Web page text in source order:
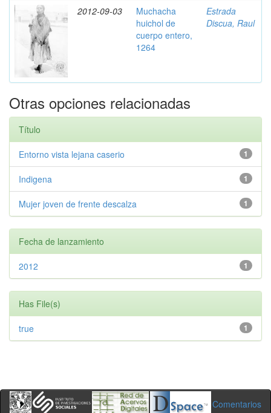
2012-09-03
Muchacha
huichol de
cuerpo entero,
1264
Estrada
Discua, Raul
Otras opciones relacionadas
Título
1
Entorno vista lejana caserio
1
Indigena
1
Mujer joven de frente descalza
Fecha de lanzamiento
1
2012
Has File(s)
1
true
Comentarios